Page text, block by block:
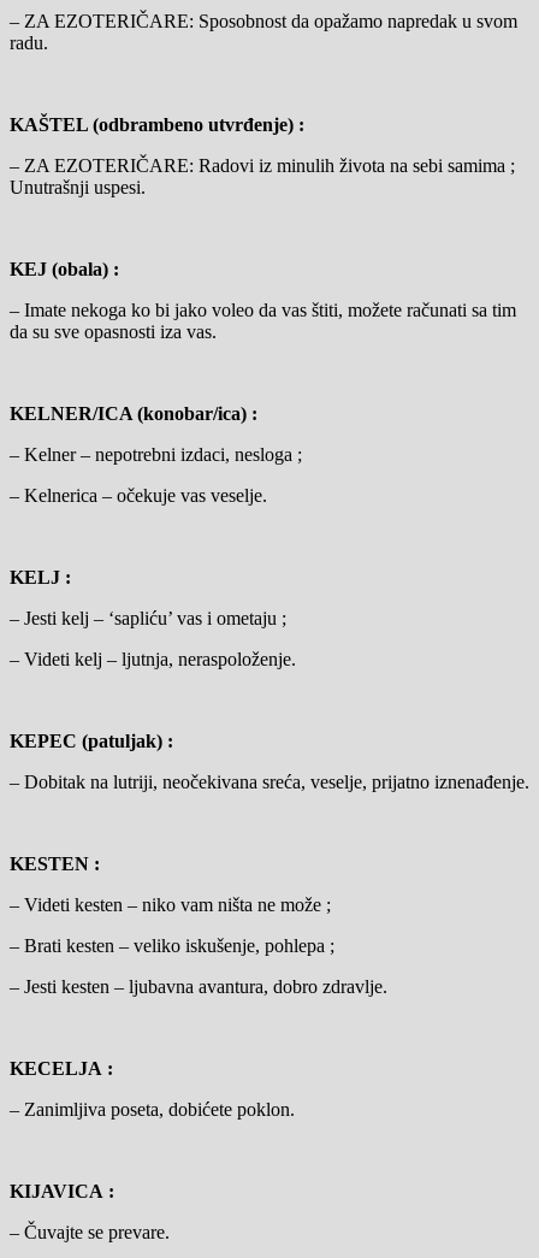
– ZA EZOTERIČARE: Sposobnost da opažamo napredak u svom
radu.
KAŠTEL (odbrambeno utvrđenje) :
– ZA EZOTERIČARE: Radovi iz minulih života na sebi samima ;
Unutrašnji uspesi.
KEJ (obala) :
– Imate nekoga ko bi jako voleo da vas štiti, možete računati sa tim
da su sve opasnosti iza vas.
KELNER/ICA (konobar/ica) :
– Kelner – nepotrebni izdaci, nesloga ;
– Kelnerica – očekuje vas veselje.
KELJ :
– Jesti kelj – ‘sapliću’ vas i ometaju ;
– Videti kelj – ljutnja, neraspoloženje.
KEPEC (patuljak) :
– Dobitak na lutriji, neočekivana sreća, veselje, prijatno iznenađenje.
KESTEN :
– Videti kesten – niko vam ništa ne može ;
– Brati kesten – veliko iskušenje, pohlepa ;
– Jesti kesten – ljubavna avantura, dobro zdravlje.
KECELJA :
– Zanimljiva poseta, dobićete poklon.
KIJAVICA :
– Čuvajte se prevare.